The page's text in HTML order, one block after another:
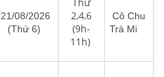
21/08/2026
(Thứ 6)
2,4,6
(9h-
11h)
Cô Chu
Trà Mi